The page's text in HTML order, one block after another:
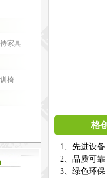
家具
椅
格
1、先进设
2、品质可
3、绿色环